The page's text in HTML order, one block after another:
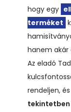
hogy egy
terméket
hanem akár
Az eladó
rendeljen,